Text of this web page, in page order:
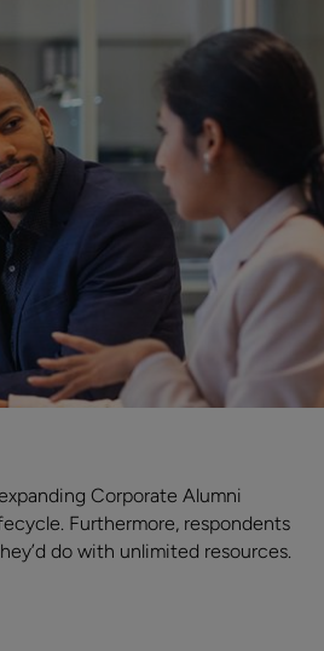
Corporate Alumni
Furthermore, respondents
do with unlimited resources.